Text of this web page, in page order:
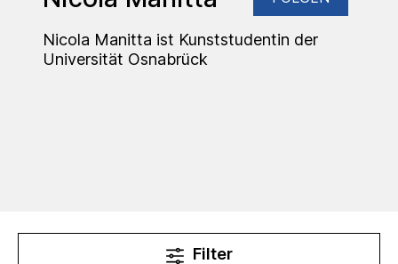
Nicola Manitta ist Kunststudentin der
Universität Osnabrück
Filter